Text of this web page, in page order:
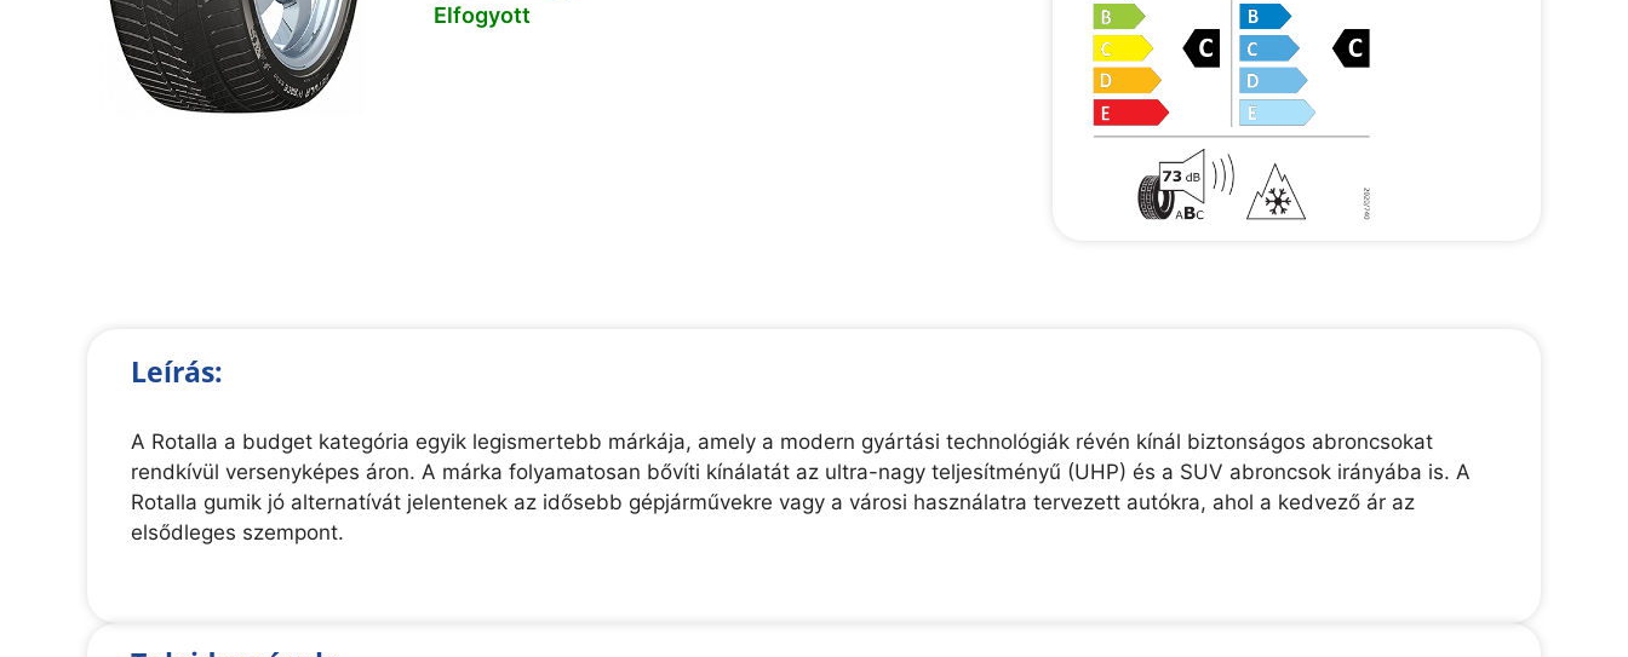
Elfogyott
Leírás:
A Rotalla a budget kategória egyik legismertebb márkája, amely a modern gyártási technológiák révén kínál biztonságos abroncsokat
rendkívül versenyképes áron. A márka folyamatosan bővíti kínálatát az ultra-nagy teljesítményű (UHP) és a SUV abroncsok irányába is. A
Rotalla gumik jó alternatívát jelentenek az idősebb gépjárművekre vagy a városi használatra tervezett autókra, ahol a kedvező ár az
elsődleges szempont.